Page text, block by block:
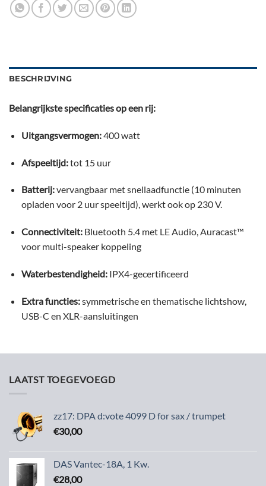
BESCHRIJVING
Belangrijkste specificaties op een rij:
Uitgangsvermogen:400 watt
Afspeeltijd:tot 15 uur
Batterij:vervangbaar met snellaadfunctie (10 minuten
opladen voor 2 uur speeltijd), werkt ook op 230 V.
Connectiviteit: Bluetooth 5.4 met LE Audio, Auracast™
voor multi-speaker koppeling
Waterbestendigheid: IPX4-gecertificeerd
Extra functies:symmetrische en thematische lichtshow,
USB-C en XLR-aansluitingen
LAATST TOEGEVOEGD
zz17: DPA d:vote 4099 D for sax / trumpet
€30,00
DAS Vantec-18A, 1 Kw.
€28,00